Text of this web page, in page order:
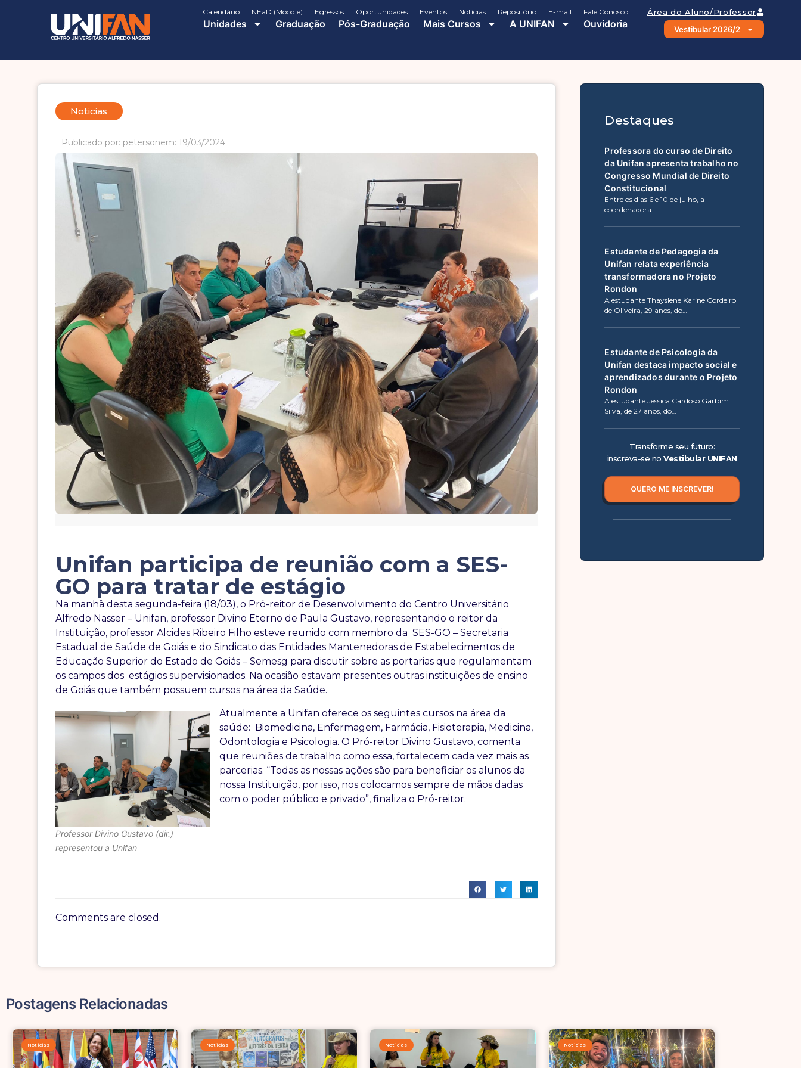
Calendário NEaD (Moodle) Egressos Oportunidades Eventos Notícias Repositório E-mail Fale Conosco
Unidades Graduação Pós-Graduação Mais Cursos A UNIFAN Ouvidoria
Área do Aluno/Professor
Vestibular 2026/2
Noticias
Publicado por: petersonem: 19/03/2024
Unifan participa de reunião com a SES-
GO para tratar de estágio
Na manhã desta segunda-feira (18/03), o Pró-reitor de Desenvolvimento do Centro Universitário
Alfredo Nasser – Unifan, professor Divino Eterno de Paula Gustavo, representando o reitor da
Instituição, professor Alcides Ribeiro Filho esteve reunido com membro da ­ SES-GO – Secretaria
Estadual de Saúde de Goiás e do Sindicato das Entidades Mantenedoras de Estabelecimentos de
Educação Superior do Estado de Goiás – Semesg para discutir sobre as portarias que regulamentam
os campos dos estágios supervisionados. Na ocasião estavam presentes outras instituições de ensino
de Goiás que também possuem cursos na área da Saúde.
Professor Divino Gustavo (dir.)
representou a Unifan
Atualmente a Unifan oferece os seguintes cursos na área da
saúde: Biomedicina, Enfermagem, Farmácia, Fisioterapia, Medicina,
Odontologia e Psicologia. O Pró-reitor Divino Gustavo, comenta
que reuniões de trabalho como essa, fortalecem cada vez mais as
parcerias. “Todas as nossas ações são para beneficiar os alunos da
nossa Instituição, por isso, nos colocamos sempre de mãos dadas
com o poder público e privado”, finaliza o Pró-reitor.
Comments are closed.
Destaques
Professora do curso de Direito
da Unifan apresenta trabalho no
Congresso Mundial de Direito
Constitucional
Entre os dias 6 e 10 de julho, a
coordenadora…
Estudante de Pedagogia da
Unifan relata experiência
transformadora no Projeto
Rondon
A estudante Thayslene Karine Cordeiro
de Oliveira, 29 anos, do…
Estudante de Psicologia da
Unifan destaca impacto social e
aprendizados durante o Projeto
Rondon
A estudante Jessica Cardoso Garbim
Silva, de 27 anos, do…
Transforme seu futuro:
inscreva-se noVestibular UNIFAN
QUERO ME INSCREVER!
Postagens Relacionadas
Noticias Noticias Noticias Noticias